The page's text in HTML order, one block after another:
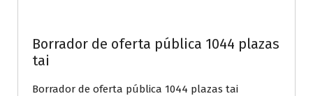
Borrador de oferta pública 1044 plazas
tai
Borrador de oferta pública 1044 plazas tai